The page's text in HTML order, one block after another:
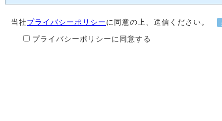
当社プライバシーポリシーに同意の上、送信ください。
プライバシーポリシーに同意する